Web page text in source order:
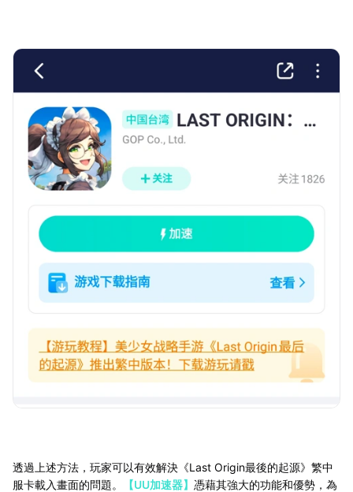
透過上述方法，玩家可以有效解決《Last Origin最後的起源》繁中
服卡載入畫面的問題。
【UU加速器】 憑藉其強大的功能和優勢，為